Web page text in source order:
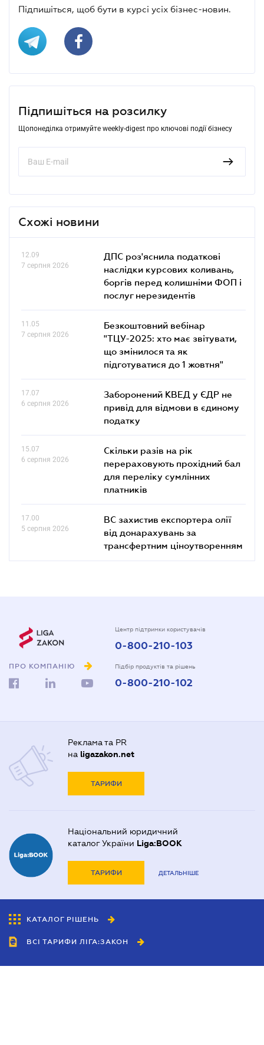
Підпишіться, щоб бути в курсі усіх бізнес-новин.
Підпишіться на розсилку
Щопонеділка отримуйте weekly-digest про ключові події бізнесу
Схожі новини
12.09
7 серпня 2026
ДПС роз'яснила податкові
наслідки курсових коливань,
боргів перед колишніми ФОП і
послуг нерезидентів
11.05
7 серпня 2026
Безкоштовний вебінар
"ТЦУ-2025: хто має звітувати,
що змінилося та як
підготуватися до 1 жовтня"
17.07
6 серпня 2026
Заборонений КВЕД у ЄДР не
привід для відмови в єдиному
податку
15.07
6 серпня 2026
Скільки разів на рік
перераховують прохідний бал
для переліку сумлінних
платників
17.00
5 серпня 2026
ВС захистив експортера олії
від донарахувань за
трансфертним ціноутворенням
ПРО КОМПАНІЮ
Центр підтримки користувачів
0-800-210-103
Підбір продуктів та рішень
0-800-210-102
Реклама та PR
на ligazakon.net
ТАРИФИ
Національний юридичний
каталог України Liga:BOOK
ТАРИФИ ДЕТАЛЬНІШЕ
КАТАЛОГ РІШЕНЬ
ВСІ ТАРИФИ ЛІГА:ЗАКОН